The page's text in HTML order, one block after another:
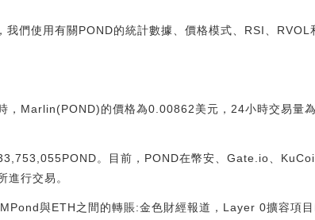
們使用有關POND的統計數據、價格模式、RSI、RVOL
，Marlin(POND)的價格為0.00862美元，24小時交易量
。目前，POND在幣安、Gate.io、
行交易。
與ETH之間的轉賬:金色財經報道，Layer 0擴容項